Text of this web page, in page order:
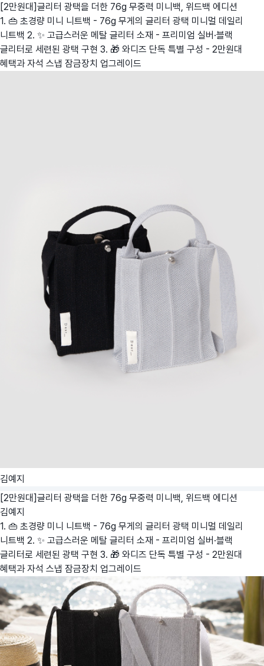
[2만원대]글리터 광택을 더한 76g 무중력 미니백, 위드백 에디션
1. 👜 초경량 미니 니트백 - 76g 무게의 글리터 광택 미니멀 데일리
니트백 2. ✨ 고급스러운 메탈 글리터 소재 - 프리미엄 실버·블랙
글리터로 세련된 광택 구현 3. 🎁 와디즈 단독 특별 구성 - 2만원대
혜택과 자석 스냅 잠금장치 업그레이드
김예지
[2만원대]글리터 광택을 더한 76g 무중력 미니백, 위드백 에디션
김예지
1. 👜 초경량 미니 니트백 - 76g 무게의 글리터 광택 미니멀 데일리
니트백 2. ✨ 고급스러운 메탈 글리터 소재 - 프리미엄 실버·블랙
글리터로 세련된 광택 구현 3. 🎁 와디즈 단독 특별 구성 - 2만원대
혜택과 자석 스냅 잠금장치 업그레이드